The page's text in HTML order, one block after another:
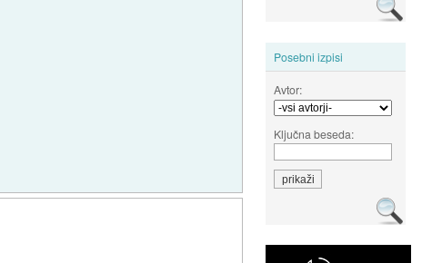
Posebni izpisi
Avtor:
Ključna beseda: